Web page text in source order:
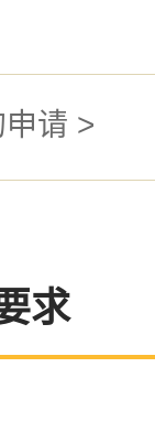
请 >
求